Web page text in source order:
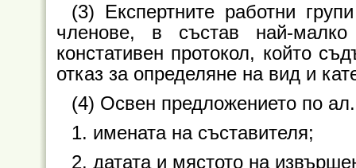
(3) Експертните работни
членове, в състав най-
констативен протокол, който
отказ за определяне на вид и
(4) Освен предложението по
1. имената на съставителя;
2. датата и мястото на